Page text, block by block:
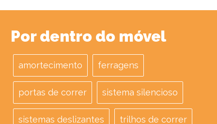
Por dentro do móvel
amortecimento ferragens
portas de correr sistema silencioso
sistemas deslizantes trilhos de correr